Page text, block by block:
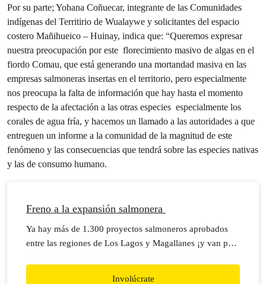
Por su parte; Yohana Coñuecar, integrante de las Comunidades
indígenas del Territirio de Wualaywe y solicitantes del espacio
costero Mañihueico – Huinay, indica que: “Queremos expresar
nuestra preocupación por este florecimiento masivo de algas en el
fiordo Comau, que está generando una mortandad masiva en las
empresas salmoneras insertas en el territorio, pero especialmente
nos preocupa la falta de información que hay hasta el momento
respecto de la afectación a las otras especies especialmente los
corales de agua fría, y hacemos un llamado a las autoridades a que
entreguen un informe a la comunidad de la magnitud de este
fenómeno y las consecuencias que tendrá sobre las especies nativas
y las de consumo humano.
Freno a la expansión salmonera
Ya hay más de 1.300 proyectos salmoneros aprobados
entre las regiones de Los Lagos y Magallanes ¡y van por
Involúcrate